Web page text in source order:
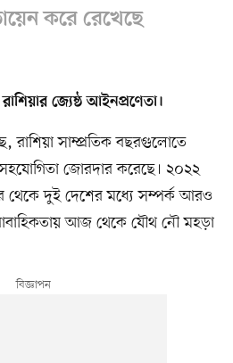
করে রেখেছে
জ্যেষ্ঠ আইনপ্রণেতা।
রাশিয়া সাম্প্রতিক বছরগুলোতে
জোরদার করেছে। ২০২২
থেকে দুই দেশের মধ্যে সম্পর্ক আরও
আজ থেকে যৌথ নৌ মহড়া